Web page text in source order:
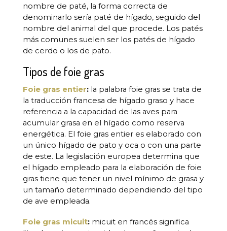
nombre de paté, la forma correcta de
denominarlo sería paté de hígado, seguido del
nombre del animal del que procede. Los patés
más comunes suelen ser los patés de hígado
de cerdo o los de pato.
Tipos de foie gras
Foie gras entier: la palabra foie gras se trata de
la traducción francesa de hígado graso y hace
referencia a la capacidad de las aves para
acumular grasa en el hígado como reserva
energética. El foie gras entier es elaborado con
un único hígado de pato y oca o con una parte
de este. La legislación europea determina que
el hígado empleado para la elaboración de foie
gras tiene que tener un nivel mínimo de grasa y
un tamaño determinado dependiendo del tipo
de ave empleada.
Foie gras micuit: micuit en francés significa